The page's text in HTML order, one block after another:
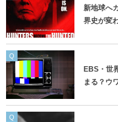
新地球へ
界史が変
Q
EBS・世
まる？ウ
Q